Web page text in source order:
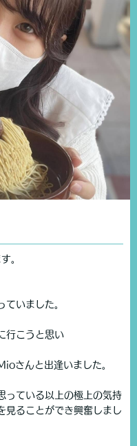
。
ていました。
行こうと思い
さんと出逢いました。
っている以上の極上の気持
見ることができ興奮しまし